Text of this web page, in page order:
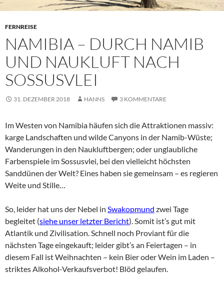
FERNREISE
NAMIBIA – DURCH NAMIB
UND NAUKLUFT NACH
SOSSUSVLEI
31. DEZEMBER 2018 HANNS 3 KOMMENTARE
Im Westen von Namibia häufen sich die Attraktionen massiv:
karge Landschaften und wilde Canyons in der Namib-Wüste;
Wanderungen in den Naukluftbergen; oder unglaubliche
Farbenspiele im Sossusvlei, bei den vielleicht höchsten
Sanddünen der Welt? Eines haben sie gemeinsam – es regieren
Weite und Stille…
So, leider hat uns der Nebel in Swakopmund zwei Tage
begleitet (siehe unser letzter Bericht). Somit ist’s gut mit
Atlantik und Zivilisation. Schnell noch Proviant für die
nächsten Tage eingekauft; leider gibt’s an Feiertagen – in
diesem Fall ist Weihnachten – kein Bier oder Wein im Laden –
striktes Alkohol-Verkaufsverbot! Blöd gelaufen.